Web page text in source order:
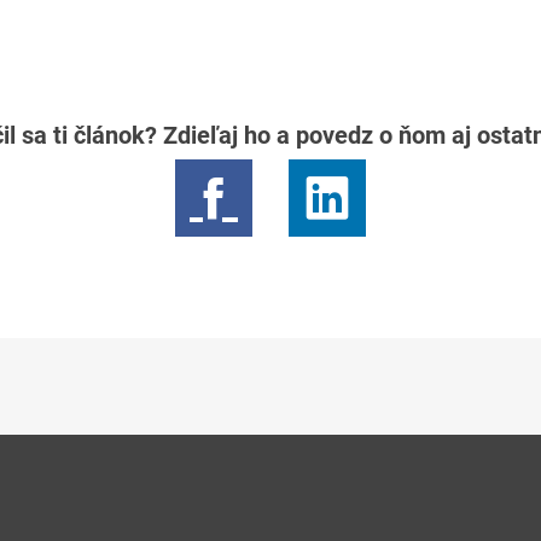
sa ti článok? Zdieľaj ho a povedz o ňom aj